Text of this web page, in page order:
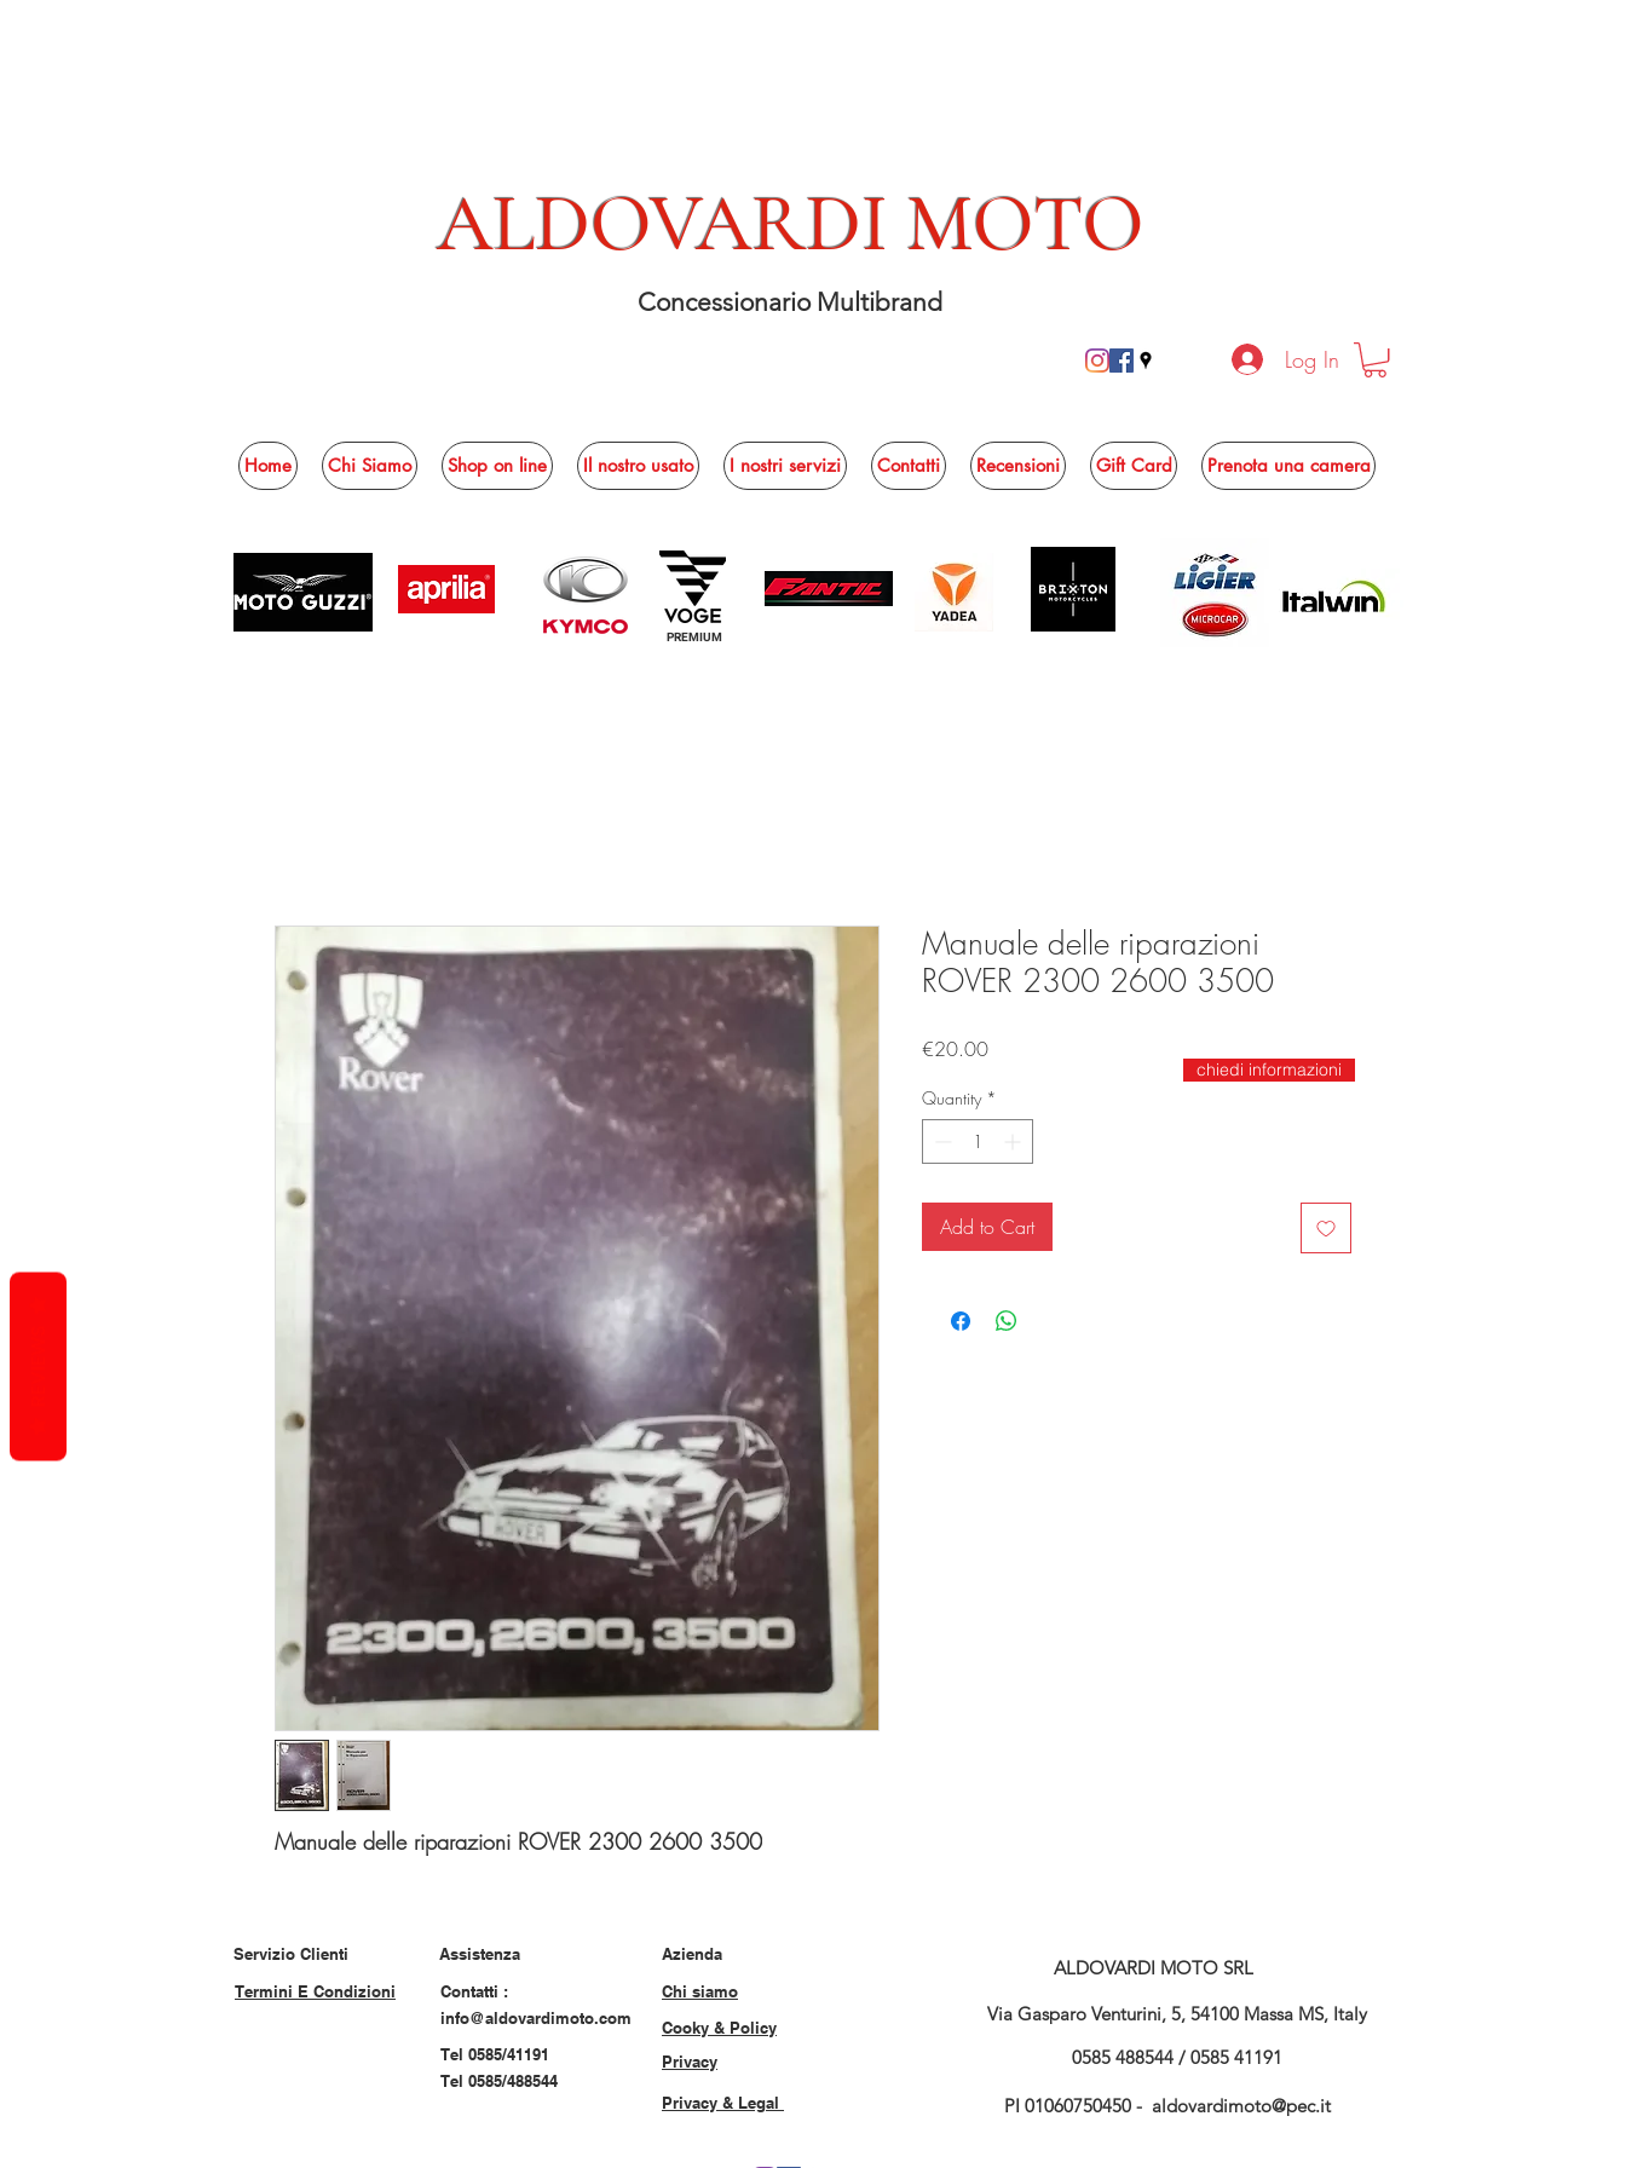
ALDOVARDI MOTO
Concessionario Multibrand
Log In
Home Chi Siamo Shop on line Il nostro usato I nostri servizi Contatti Recensioni Gift Card Prenota una camera
PREMIUM
Manuale delle riparazioni ROVER 2300 2600 3500
Manuale delle riparazioni
ROVER 2300 2600 3500
€20.00Price
Quantity *
Add to Cart
chiedi informazioni
Servizio Clienti
Termini E Condizioni
Assistenza
Contatti :
info@aldovardimoto.com
Tel 0585/41191
Tel 0585/488544
Azienda
Chi siamo
Cooky & Policy
Privacy
Privacy & Legal
ALDOVARDI MOTO SRL
Via Gasparo Venturini, 5, 54100 Massa MS, Italy
0585 488544 / 0585 41191
PI 01060750450 - aldovardimoto@pec.it